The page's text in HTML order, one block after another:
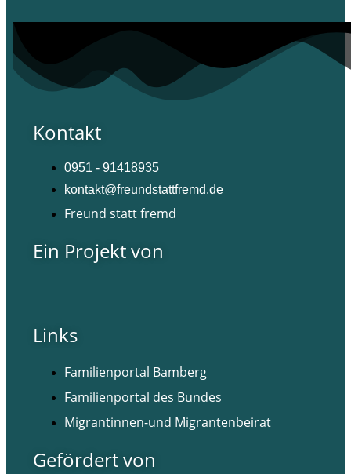
Kontakt
0951 - 91418935
kontakt@freundstattfremd.de
Freund statt fremd
Ein Projekt von
Links
Familienportal Bamberg
Familienportal des Bundes
Migrantinnen-und Migrantenbeirat
Gefördert von